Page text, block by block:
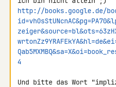
http://books.google.de/
4
Und bitte das Wort